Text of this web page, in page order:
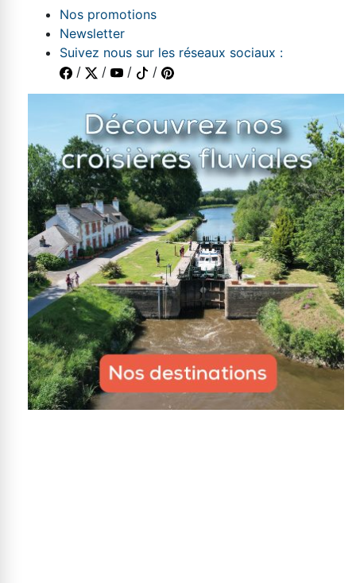
Nos promotions
Newsletter
Suivez nous sur les réseaux sociaux :
/
/ / /